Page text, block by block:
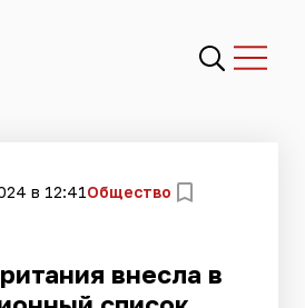
в 12:41Общество
внесла в